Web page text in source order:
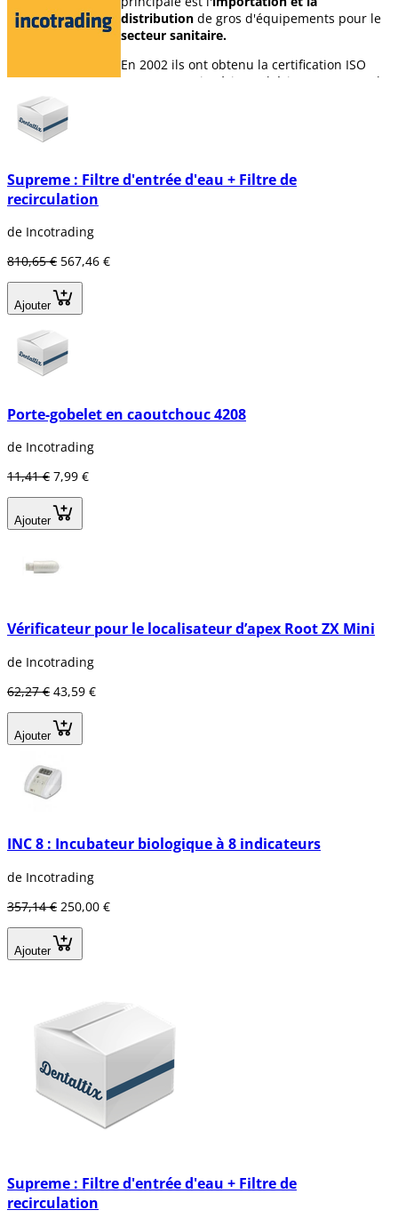
distribution de gros d'équipements pour le
secteur sanitaire.
En 2002 ils ont obtenu la certification ISO
9001:2000, mise à jour ultérieurement par la
son système de qualité.
Supreme : Filtre d'entrée d'eau + Filtre de
recirculation
de Incotrading
810,65 € 567,46 €
Ajouter
Porte-gobelet en caoutchouc 4208
de Incotrading
11,41 € 7,99 €
Ajouter
Vérificateur pour le localisateur d’apex Root ZX Mini
de Incotrading
62,27 € 43,59 €
Ajouter
INC 8 : Incubateur biologique à 8 indicateurs
de Incotrading
357,14 € 250,00 €
Ajouter
Supreme : Filtre d'entrée d'eau + Filtre de
recirculation